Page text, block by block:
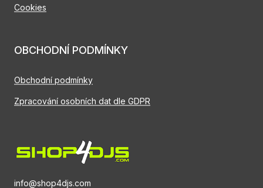
info@shop4djs.com
Cookies
OBCHODNÍ PODMÍNKY
Obchodní podmínky
Zpracování osobních dat dle GDPR